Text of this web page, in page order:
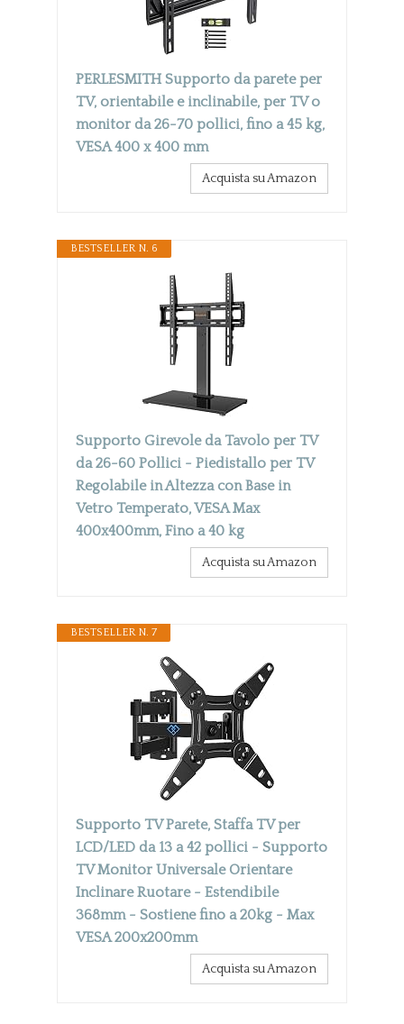
PERLESMITH Supporto da parete per
TV, orientabile e inclinabile, per TV o
monitor da 26-70 pollici, fino a 45 kg,
VESA 400 x 400 mm
Acquista su Amazon
BESTSELLER N. 6
Supporto Girevole da Tavolo per TV
da 26-60 Pollici - Piedistallo per TV
Regolabile in Altezza con Base in
Vetro Temperato, VESA Max
400x400mm, Fino a 40 kg
Acquista su Amazon
BESTSELLER N. 7
Supporto TV Parete, Staffa TV per
LCD/LED da 13 a 42 pollici - Supporto
TV Monitor Universale Orientare
Inclinare Ruotare - Estendibile
368mm - Sostiene fino a 20kg - Max
VESA 200x200mm
Acquista su Amazon